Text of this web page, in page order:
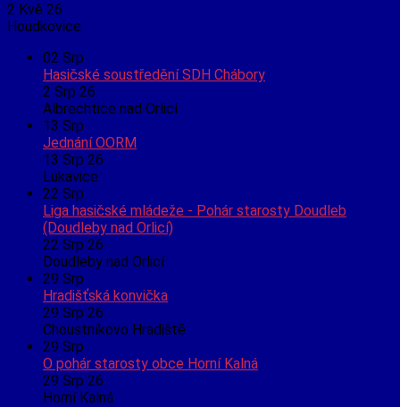
2 Kvě 26
Houdkovice
02 Srp
Hasičské soustředění SDH Chábory
2 Srp 26
Albrechtice nad Orlicí
13 Srp
Jednání OORM
13 Srp 26
Lukavice
22 Srp
Liga hasičské mládeže - Pohár starosty Doudleb
(Doudleby nad Orlicí)
22 Srp 26
Doudleby nad Orlicí
29 Srp
Hradišťská konvička
29 Srp 26
Choustníkovo Hradiště
29 Srp
O pohár starosty obce Horní Kalná
29 Srp 26
Horní Kalná